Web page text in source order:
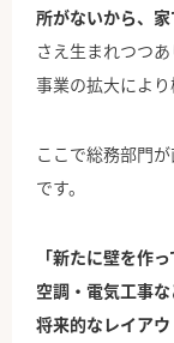
所がないから、家
さえ生まれつつ
事業の拡大によ
ここで総務部門
です。
「新たに壁を作
空調・電気工事
将来的なレイア